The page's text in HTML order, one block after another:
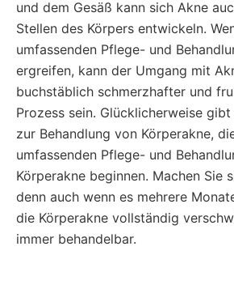
und dem Gesäß kann sich Akne
Stellen des Körpers entwickeln.
umfassenden Pflege- und
ergreifen, kann der Umgang mit
buchstäblich schmerzhafter und
Prozess sein. Glücklicherweise
zur Behandlung von Körperakne,
umfassenden Pflege- und
Körperakne beginnen. Machen Sie
denn auch wenn es mehrere
die Körperakne vollständig
immer behandelbar.